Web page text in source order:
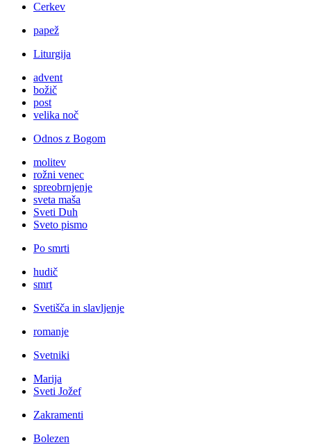
Cerkev
papež
Liturgija
advent
božič
post
velika noč
Odnos z Bogom
molitev
rožni venec
spreobrnjenje
sveta maša
Sveti Duh
Sveto pismo
Po smrti
hudič
smrt
Svetišča in slavljenje
romanje
Svetniki
Marija
Sveti Jožef
Zakramenti
Bolezen